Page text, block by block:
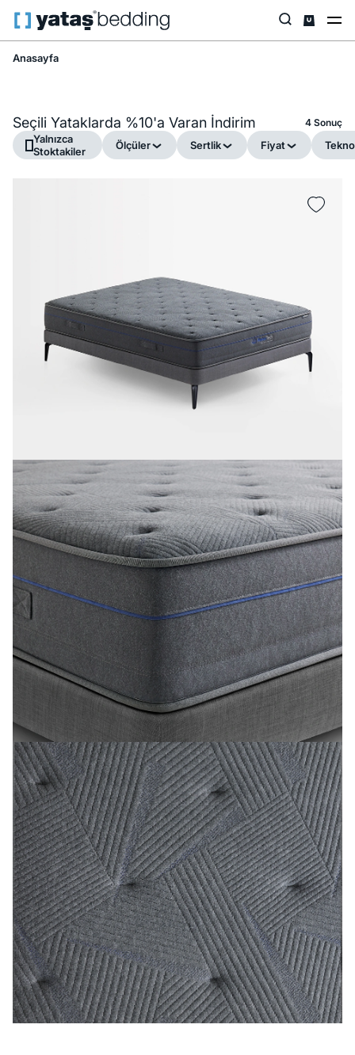
Anasayfa
Seçili Yataklarda %10'a Varan İndirim 4 Sonuç
Yalnızca
Stoktakiler
Ölçüler Sertlik Fiyat